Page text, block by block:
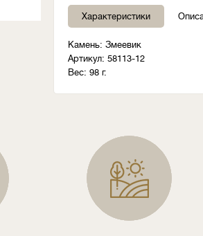
Характеристики
Камень: Змеевик
Артикул: 58113-12
Вес: 98 г.